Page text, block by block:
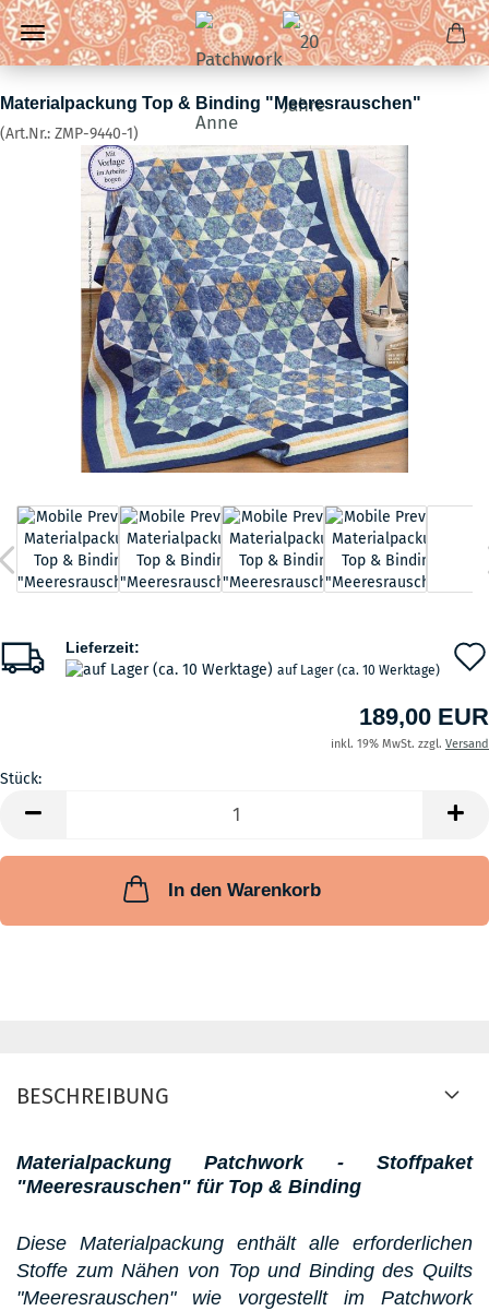
Materialpackung Top & Binding "Meeresrauschen"
(Art.Nr.: ZMP-9440-1)
Lieferzeit:
auf Lager (ca. 10 Werktage)
189,00 EUR
inkl. 19% MwSt. zzgl. Versand
Stück:
In den Warenkorb
BESCHREIBUNG
Materialpackung Patchwork - Stoffpaket
"Meeresrauschen" für Top & Binding
Diese Materialpackung enthält alle erforderlichen
Stoffe zum Nähen von Top und Binding des Quilts
"Meeresrauschen" wie vorgestellt im Patchwork